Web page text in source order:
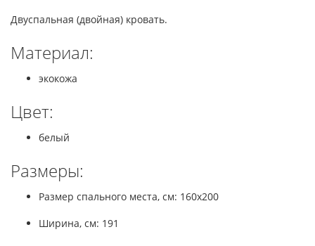
Двуспальная (двойная) кровать.
Материал:
экокожа
Цвет:
белый
Размеры:
Размер спального места, см: 160x200
Ширина, см: 191